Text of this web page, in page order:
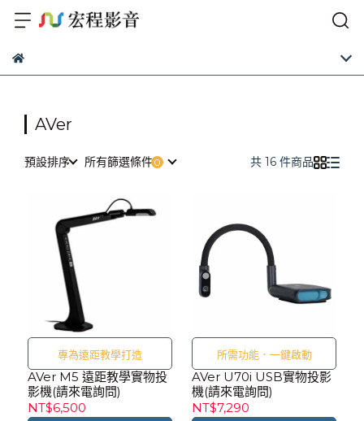
AVer
預設排序 所有篩選條件 共 16 件商品
專為遠距教學打造
AVer M5 遠距教學實物投
影機(請來電詢問)
NT$6,500
所需功能．一鍵啟動
AVer U70i USB實物投影
機(請來電詢問)
NT$7,290